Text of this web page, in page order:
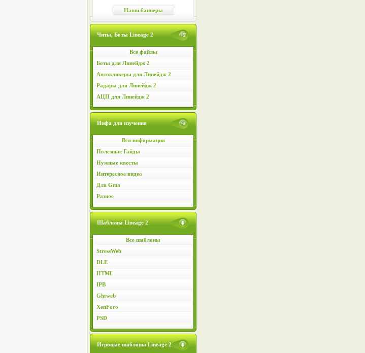
Наши баннеры
Читы, Боты Lineage 2
Все файлы
Боты для Линейдж 2
Автокликеры для Линейдж 2
Радары для Линейдж 2
АЦП для Линейдж 2
Инфа для изучения
Вся информация
Полезные Гайды
Нужные квесты
Интересное видео
Для Gma
Разное
Шаблоны Lineage 2
Все шаблоны
StressWeb
DLE
HTML
IPB
Ghtweb
XenForo
PSD
Игровые шаблоны Lineage 2